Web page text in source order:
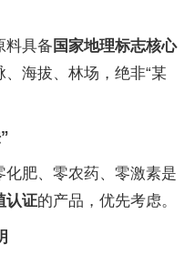
料具备 国家地理标志核心
海拔、林场，绝非“某
化肥、零农药、零激素是
认证的产品，优先考虑。